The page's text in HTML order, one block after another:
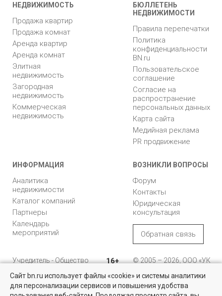
Квартиры на вторичном рынке
НЕДВИЖИМОСТЬ
Продажа квартир
Продажа комнат
Аренда квартир
Аренда комнат
Элитная
недвижимость
Загородная
недвижимость
Коммерческая
недвижимость
БЮЛЛЕТЕНЬ
НЕДВИЖИМОСТИ
Правила перепечатки
Политика
конфиденциальности
BN.ru
Пользовательское
соглашение
Согласие на
распространение
персональных данных
Карта сайта
Медийная реклама
PR продвижение
ИНФОРМАЦИЯ
Аналитика
недвижимости
Каталог компаний
Партнеры
Календарь
мероприятий
ВОЗНИКЛИ ВОПРОСЫ
Форум
Контакты
Юридическая
консультация
Обратная связь
Учредитель - Общество
ответственностью
"Управляющая
компания "Бюллетень
16+
© 2005 – 2026, ООО «УК
196105, Санкт-
Петербург, пр. Юрия
Сайт bn.ru использует файлы «cookie» и системы аналитики
для персонализации сервисов и повышения удобства